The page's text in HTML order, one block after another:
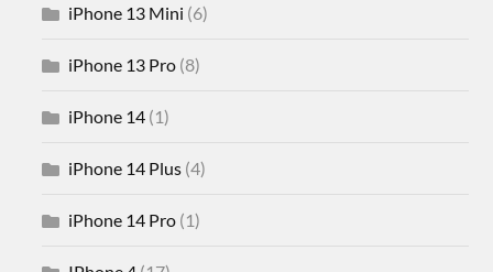
iPhone 13 Mini (6)
iPhone 13 Pro (8)
iPhone 14 (1)
iPhone 14 Plus (4)
iPhone 14 Pro (1)